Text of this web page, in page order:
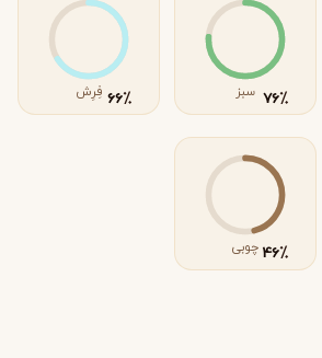
٪76 سبز ٪66 فِرِش
٪46 چوبی